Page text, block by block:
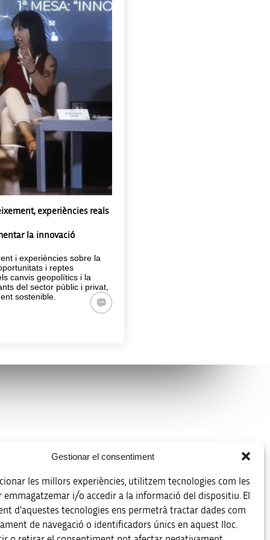
Gestionar el consentiment
les millors experiències, utilitzem tecnologies com les
emmagatzemar i/o accedir a la informació del dispositiu. El
d'aquestes tecnologies ens permetrà tractar dades com
de navegació o identificadors únics en aquest lloc.
experiències reals
la innovació
i experiències sobre la
i reptes
canvis geopolítics i la
del sector públic i privat,
sostenible.
Registre d’activitats de tractament
Accessibilitat